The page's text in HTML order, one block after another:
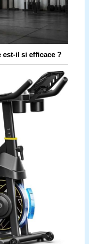
est-il si efficace ?